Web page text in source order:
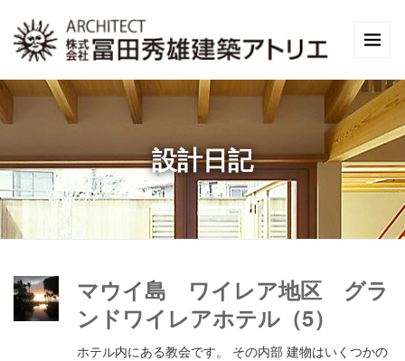
設計日記
マウイ島 ワイレア地区 グラ
ンドワイレアホテル（5）
ホテル内にある教会です。 その内部 建物はいくつかの